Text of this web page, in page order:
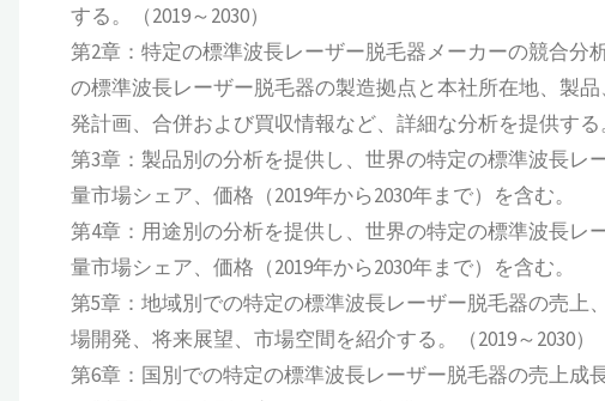
する。（2019～2030）
第2章：特定の標準波長レーザー脱毛器メーカーの競合分
の標準波長レーザー脱毛器の製造拠点と本社所在地、製
発計画、合併および買収情報など、詳細な分析を提供する
第3章：製品別の分析を提供し、世界の特定の標準波長
量市場シェア、価格（2019年から2030年まで）を含む。
第4章：用途別の分析を提供し、世界の特定の標準波長
量市場シェア、価格（2019年から2030年まで）を含む。
第5章：地域別での特定の標準波長レーザー脱毛器の売
場開発、将来展望、市場空間を紹介する。（2019～2030）
第6章：国別での特定の標準波長レーザー脱毛器の売上